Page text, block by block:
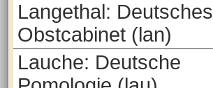
Langethal: Deutsches
Obstcabinet (lan)
Lauche: Deutsche